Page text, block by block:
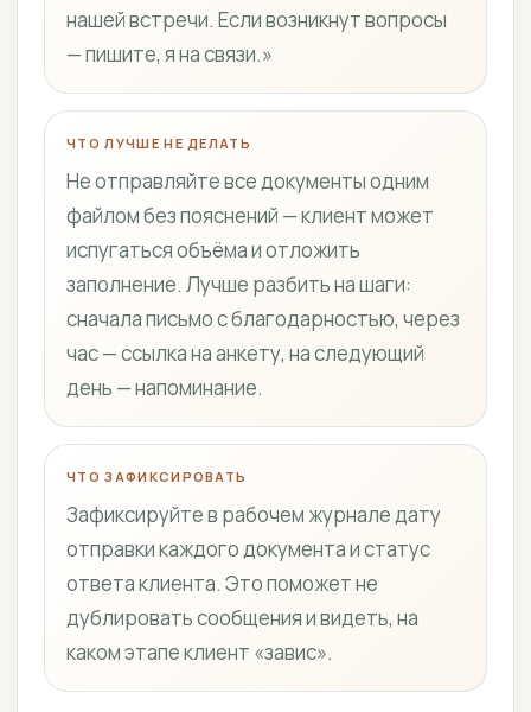
нашей встречи. Если возникнут вопросы
— пишите, я на связи.»
ЧТО ЛУЧШЕ НЕ ДЕЛАТЬ
Не отправляйте все документы одним
файлом без пояснений — клиент может
испугаться объёма и отложить
заполнение. Лучше разбить на шаги:
сначала письмо с благодарностью, через
час — ссылка на анкету, на следующий
день — напоминание.
ЧТО ЗАФИКСИРОВАТЬ
Зафиксируйте в рабочем журнале дату
отправки каждого документа и статус
ответа клиента. Это поможет не
дублировать сообщения и видеть, на
каком этапе клиент «завис».